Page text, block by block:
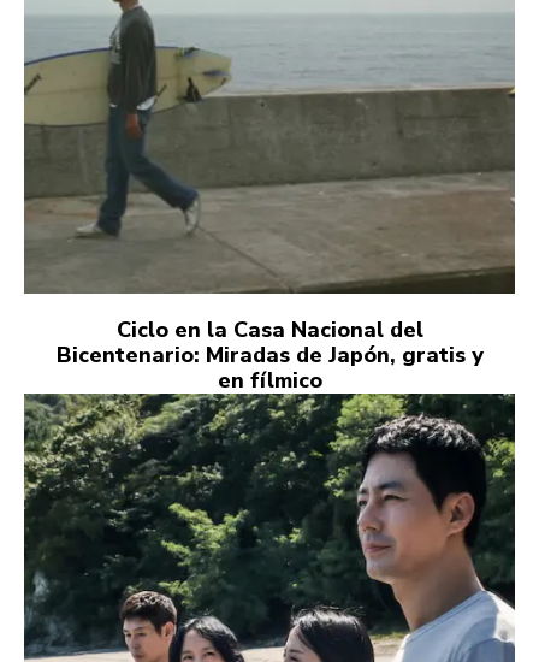
Ciclo en la Casa Nacional del
Bicentenario: Miradas de Japón, gratis y
en fílmico